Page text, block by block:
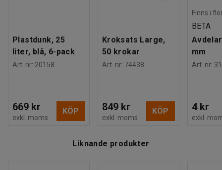
Du kan välja om du vill ha bromsförsedda länkhjul så att du
Plastdunk, 25
liter, blå, 6-pack
Art. nr: 20158
669 kr
exkl. moms
KÖP
Kroksats Large,
50 krokar
Art. nr: 74438
849 kr
exkl. moms
KÖP
Finns i
BETA
mm
Art. nr:
4 kr
exkl.
Liknande produkter